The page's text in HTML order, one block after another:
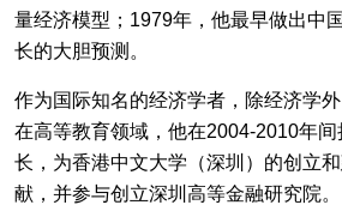
量经济模型；1979年，他最早做出中
长的大胆预测。
作为国际知名的经济学者，除经济学
在高等教育领域，他在2004-2010年
长，为香港中文大学（深圳）的创立
献，并参与创立深圳高等金融研究院。